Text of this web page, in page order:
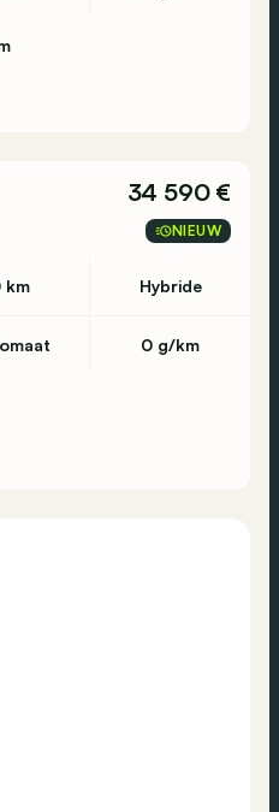
34 590 €
NIEUW
km Hybride
0 g/km